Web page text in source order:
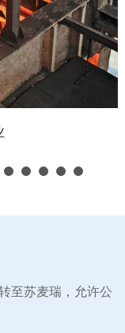
至苏麦瑞，允许公